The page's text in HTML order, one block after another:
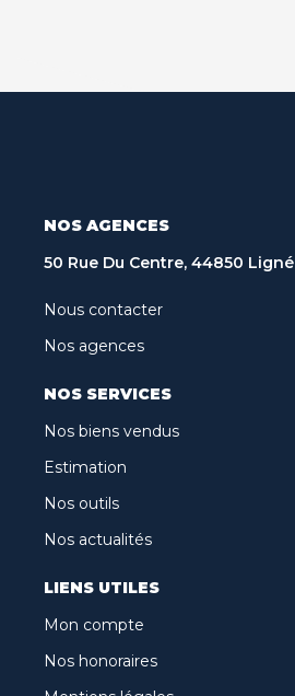
NOS AGENCES
50 Rue Du Centre, 44850 Ligné
Nous contacter
Nos agences
NOS SERVICES
Nos biens vendus
Estimation
Nos outils
Nos actualités
LIENS UTILES
Mon compte
Nos honoraires